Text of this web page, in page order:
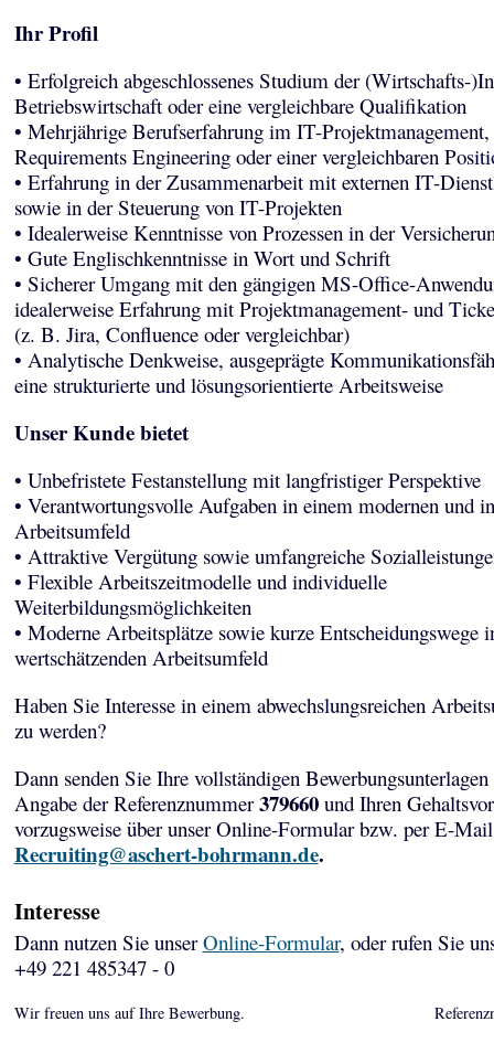
Ihr Profil
• Erfolgreich abgeschlossenes Studium der (Wirtschafts-
Betriebswirtschaft oder eine vergleichbare Qualifikation
• Mehrjährige Berufserfahrung im IT-Projektmanagement,
Requirements Engineering oder einer vergleichbaren
• Erfahrung in der Zusammenarbeit mit externen IT-
sowie in der Steuerung von IT-Projekten
• Idealerweise Kenntnisse von Prozessen in der
• Gute Englischkenntnisse in Wort und Schrift
• Sicherer Umgang mit den gängigen MS-Office-
idealerweise Erfahrung mit Projektmanagement- und
(z. B. Jira, Confluence oder vergleichbar)
• Analytische Denkweise, ausgeprägte
eine strukturierte und lösungsorientierte Arbeitsweise
Unser Kunde bietet
• Unbefristete Festanstellung mit langfristiger Perspektive
• Verantwortungsvolle Aufgaben in einem modernen und
Arbeitsumfeld
• Attraktive Vergütung sowie umfangreiche
• Flexible Arbeitszeitmodelle und individuelle
Weiterbildungsmöglichkeiten
• Moderne Arbeitsplätze sowie kurze Entscheidungswege
wertschätzenden Arbeitsumfeld
Haben Sie Interesse in einem abwechslungsreichen
zu werden?
Dann senden Sie Ihre vollständigen Bewerbungsunterlagen
Angabe der Referenznummer379660und Ihren
vorzugsweise über unser Online-Formular bzw. per E-
Recruiting@aschert-bohrmann.de.
Interesse
Dann nutzen Sie unserOnline-Formular, oder rufen Sie
+49 221 485347 - 0
Wir freuen uns auf Ihre Bewerbung.